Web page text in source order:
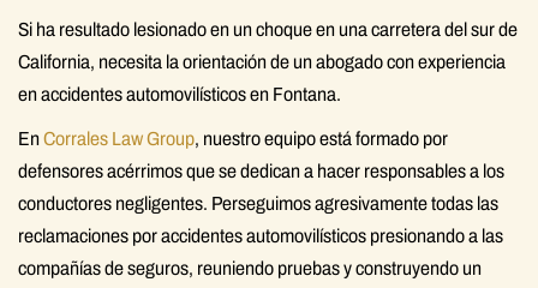
Si ha resultado lesionado en un choque en una carretera del sur de
California, necesita la orientación de un abogado con experiencia
en accidentes automovilísticos en Fontana.
EnCorrales Law Group, nuestro equipo está formado por
defensores acérrimos que se dedican a hacer responsables a los
conductores negligentes. Perseguimos agresivamente todas las
reclamaciones por accidentes automovilísticos presionando a las
compañías de seguros, reuniendo pruebas y construyendo un